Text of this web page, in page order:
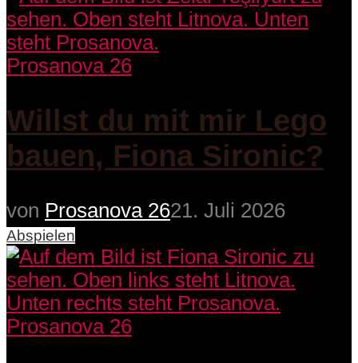
Prosanova 26
Willst du mit mir Lego
bauen, Fiona Sironic?
von Prosanova 2621. Juli 2026
Abspielen
Prosanova 26